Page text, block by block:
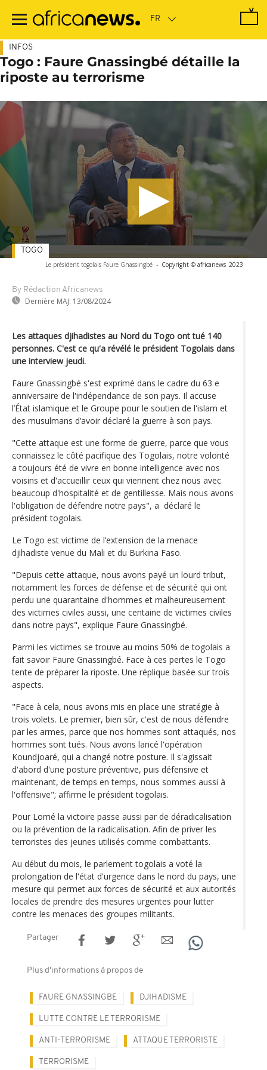
contenu
INFOS
Togo : Faure Gnassingbé détaille la
riposte au terrorisme
Le président togolais Faure Gnassingbé - Copyright © africanews 2023
By Rédaction Africanews
Dernière MAJ: 13/08/2024
TOGO
Les attaques djihadistes au Nord du Togo ont tué 140
personnes. C'est ce qu'a révélé le président Togolais dans
une interview jeudi.
Faure Gnassingbé s'est exprimé dans le cadre du 63 e
anniversaire de l'indépendance de son pays. Il accuse
l’État islamique et le Groupe pour le soutien de l'islam et
des musulmans d’avoir déclaré la guerre à son pays.
"Cette attaque est une forme de guerre, parce que vous
connaissez le côté pacifique des Togolais, notre volonté
a toujours été de vivre en bonne intelligence avec nos
voisins et d'accueillir ceux qui viennent chez nous avec
beaucoup d'hospitalité et de gentillesse. Mais nous avons
l'obligation de défendre notre pays", a déclaré le
président togolais.
Le Togo est victime de l’extension de la menace
djihadiste venue du Mali et du Burkina Faso.
"Depuis cette attaque, nous avons payé un lourd tribut,
notamment les forces de défense et de sécurité qui ont
perdu une quarantaine d'hommes et malheureusement
des victimes civiles aussi, une centaine de victimes civiles
dans notre pays", explique Faure Gnassingbé.
Parmi les victimes se trouve au moins 50% de togolais a
fait savoir Faure Gnassingbé. Face à ces pertes le Togo
tente de préparer la riposte. Une réplique basée sur trois
aspects.
"Face à cela, nous avons mis en place une stratégie à
trois volets. Le premier, bien sûr, c'est de nous défendre
par les armes, parce que nos hommes sont attaqués, nos
hommes sont tués. Nous avons lancé l'opération
Koundjoaré, qui a changé notre posture. Il s'agissait
d'abord d'une posture préventive, puis défensive et
maintenant, de temps en temps, nous sommes aussi à
l'offensive"; affirme le président togolais.
Pour Lomé la victoire passe aussi par de déradicalisation
ou la prévention de la radicalisation. Afin de priver les
terroristes des jeunes utilisés comme combattants.
Au début du mois, le parlement togolais a voté la
prolongation de l'état d'urgence dans le nord du pays, une
mesure qui permet aux forces de sécurité et aux autorités
locales de prendre des mesures urgentes pour lutter
contre les menaces des groupes militants.
Partager
Plus d'informations à propos de
FAURE GNASSINGBE DJIHADISME
LUTTE CONTRE LE TERRORISME
ANTI-TERRORISME ATTAQUE TERRORISTE
TERRORISME